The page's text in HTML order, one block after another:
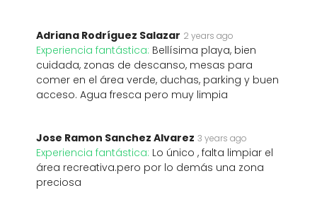
Adriana Rodríguez Salazar 2 years ago
Experiencia fantástica: Bellísima playa, bien
cuidada, zonas de descanso, mesas para
comer en el área verde, duchas, parking y buen
acceso. Agua fresca pero muy limpia
Jose Ramon Sanchez Alvarez 3 years ago
Experiencia fantástica: Lo único , falta limpiar el
área recreativa.pero por lo demás una zona
preciosa